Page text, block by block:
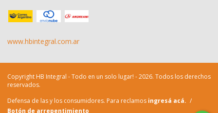
www.hbintegral.com.ar
Copyright HB Integral - Todo en un solo lugar! - 2026. Todos los derechos
reservados.
Defensa de las y los consumidores. Para reclamos ingresá acá. /
Botón de arrepentimiento